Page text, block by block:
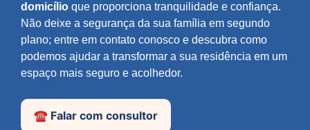
domicílio que proporciona tranquilidade e confiança.
Não deixe a segurança da sua família em segundo
plano; entre em contato conosco e descubra como
podemos ajudar a transformar a sua residência em um
espaço mais seguro e acolhedor.
☎️ Falar com consultor